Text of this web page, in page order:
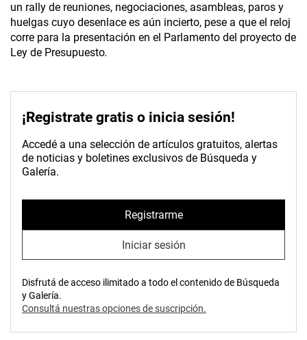
un rally de reuniones, negociaciones, asambleas, paros y
huelgas cuyo desenlace es aún incierto, pese a que el reloj
corre para la presentación en el Parlamento del proyecto de
Ley de Presupuesto.
¡Registrate gratis o inicia sesión!
Accedé a una selección de artículos gratuitos, alertas
de noticias y boletines exclusivos de Búsqueda y
Galería.
Registrarme
Iniciar sesión
Disfrutá de acceso ilimitado a todo el contenido de Búsqueda
y Galería.
Consultá nuestras opciones de suscripción.